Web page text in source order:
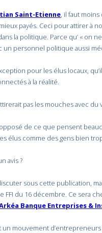
Saint-Etienne, il faut moins
payés. Ceci pour attirer à
la politique. Parce qu’ « on
un personnel politique aussi
pour les élus locaux,
à la réalité.
pas les mouches avec du
de ce que pensent
élus comme des gens bien
avis ?
sous cette publication,
FFI du 16 décembre. Ce sera
Banque Entreprises &
un mouvement